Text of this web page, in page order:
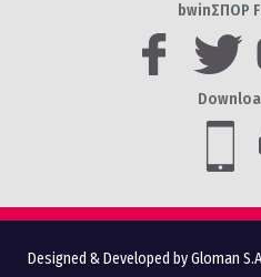
bwinΣΠΟΡ
Designed & Developed by Gloman